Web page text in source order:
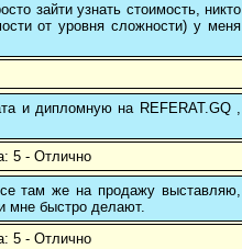
зайти узнать стоимость, никто
от уровня сложности) у меня
и дипломную на REFERAT.GQ ,
5 - Отлично
там же на продажу выставляю,
мне быстро делают.
5 - Отлично